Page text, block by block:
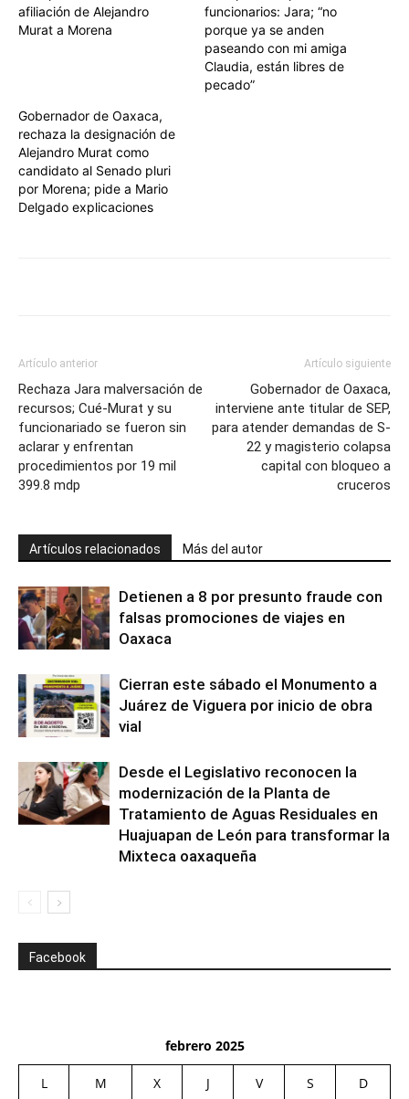
afiliación de Alejandro
Murat a Morena
funcionarios: Jara; “no
porque ya se anden
paseando con mi amiga
Claudia, están libres de
pecado”
Gobernador de Oaxaca,
rechaza la designación de
Alejandro Murat como
candidato al Senado pluri
por Morena; pide a Mario
Delgado explicaciones
Artículo anterior
Rechaza Jara malversación de
recursos; Cué-Murat y su
funcionariado se fueron sin
aclarar y enfrentan
procedimientos por 19 mil
399.8 mdp
Artículo siguiente
Gobernador de Oaxaca,
interviene ante titular de SEP,
para atender demandas de S-
22 y magisterio colapsa
capital con bloqueo a
cruceros
Artículos relacionados Más del autor
Detienen a 8 por presunto fraude con
falsas promociones de viajes en
Oaxaca
Cierran este sábado el Monumento a
Juárez de Viguera por inicio de obra
vial
Desde el Legislativo reconocen la
modernización de la Planta de
Tratamiento de Aguas Residuales en
Huajuapan de León para transformar la
Mixteca oaxaqueña
Facebook
febrero 2025
L M X J V S D